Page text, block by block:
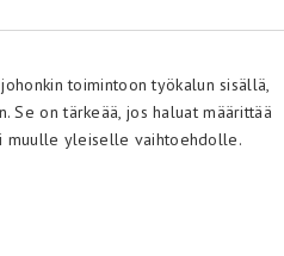
toimintoon työkalun sisällä,
Se on tärkeää, jos haluat määrittää
muulle yleiselle vaihtoehdolle.